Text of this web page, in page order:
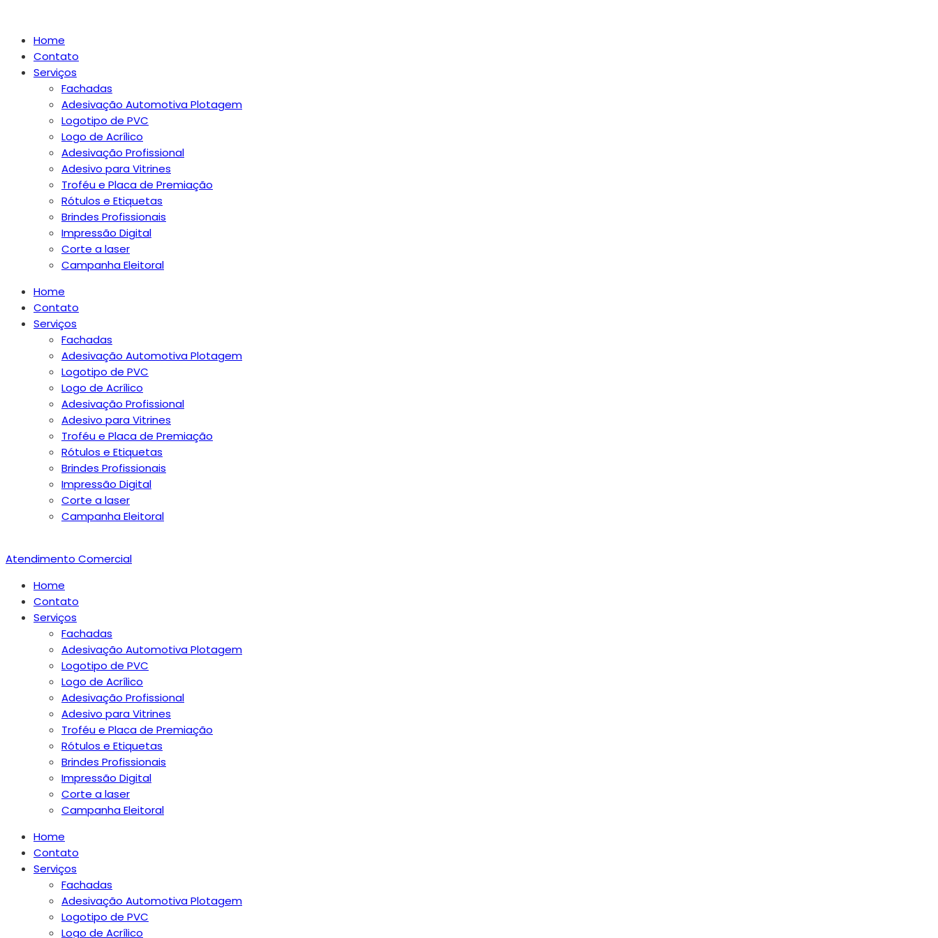
Home
Contato
Serviços
Fachadas
Adesivação Automotiva Plotagem
Logotipo de PVC
Logo de Acrílico
Adesivação Profissional
Adesivo para Vitrines
Troféu e Placa de Premiação
Rótulos e Etiquetas
Brindes Profissionais
Impressão Digital
Corte a laser
Campanha Eleitoral
Home
Contato
Serviços
Fachadas
Adesivação Automotiva Plotagem
Logotipo de PVC
Logo de Acrílico
Adesivação Profissional
Adesivo para Vitrines
Troféu e Placa de Premiação
Rótulos e Etiquetas
Brindes Profissionais
Impressão Digital
Corte a laser
Campanha Eleitoral
Atendimento Comercial
Home
Contato
Serviços
Fachadas
Adesivação Automotiva Plotagem
Logotipo de PVC
Logo de Acrílico
Adesivação Profissional
Adesivo para Vitrines
Troféu e Placa de Premiação
Rótulos e Etiquetas
Brindes Profissionais
Impressão Digital
Corte a laser
Campanha Eleitoral
Home
Contato
Serviços
Fachadas
Adesivação Automotiva Plotagem
Logotipo de PVC
Logo de Acrílico